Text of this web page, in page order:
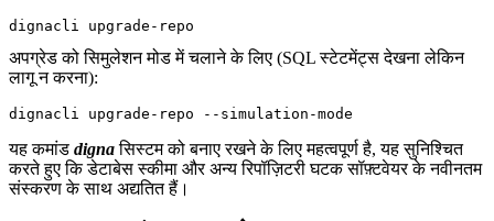
dignacli
अपग्रेड को सिमुलेशन मोड में चलाने के लिए (SQL स्टेटमेंट्स देखना लेकिन
लागू न करना):
dignacli upgrade-repo
यह कमांड dignaसिस्टम को बनाए रखने के लिए महत्वपूर्ण है, यह सुनिश्चित
करते हुए कि डेटाबेस स्कीमा और अन्य रिपॉज़िटरी घटक सॉफ़्टवेयर के नवीनतम
संस्करण के साथ अद्यतित हैं।